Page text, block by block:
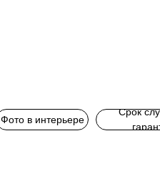
Фото в интерьере
Срок